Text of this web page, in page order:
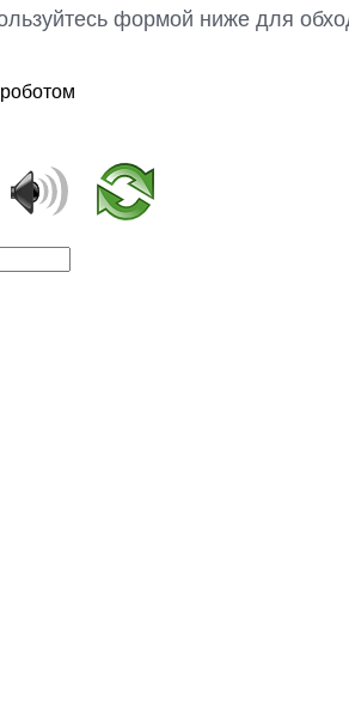
формой ниже для